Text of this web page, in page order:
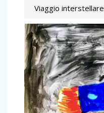
Viaggio interstellare